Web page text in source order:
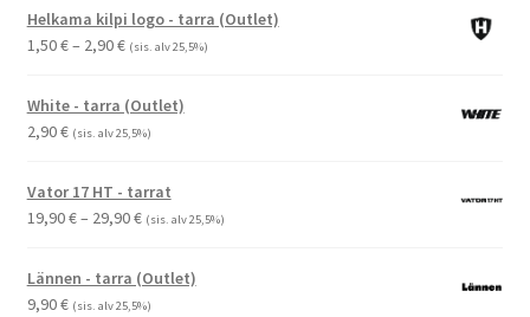
Helkama kilpi logo - tarra (Outlet)
1,50€– 2,90€Hintaluokka:
-
2,90 €
(sis. alv 25,5%)
White - tarra (Outlet)
2,90€ (sis. alv 25,5%)
Vator 17 HT - tarrat
19,90€– 29,90€Hintaluokka:
-
29,90 €
(sis. alv 25,5%)
Lännen - tarra (Outlet)
9,90€ (sis. alv 25,5%)